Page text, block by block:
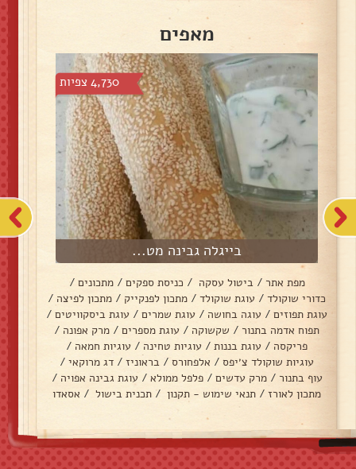
מאפים
4,730 צפיות
בייגלה גבינה מט...
מפת אתר / ביטול עסקה / כניסת ספקים / מתכונים /
כדורי שוקולד / עוגת שוקולד / מתכון לפנקייק / מתכון לפיצה /
עוגת תפוזים / עוגה בחושה / עוגת שמרים / עוגת ביסקוויטים /
תפוח אדמה בתנור / שקשוקה / עוגת מספרים / מרק אפונה /
פריקסה / עוגת בננות / עוגיות טחינה / עוגיות חמאה /
עוגיות שוקולד צ׳יפס / אלפחורס / בראוניז / דג מרוקאי /
עוף בתנור / מרק עדשים / פלפל ממולא / עוגת גבינה אפויה /
מתכון לאורז / תנאי שימוש - תקנון / תכנית בישול / אסאדו